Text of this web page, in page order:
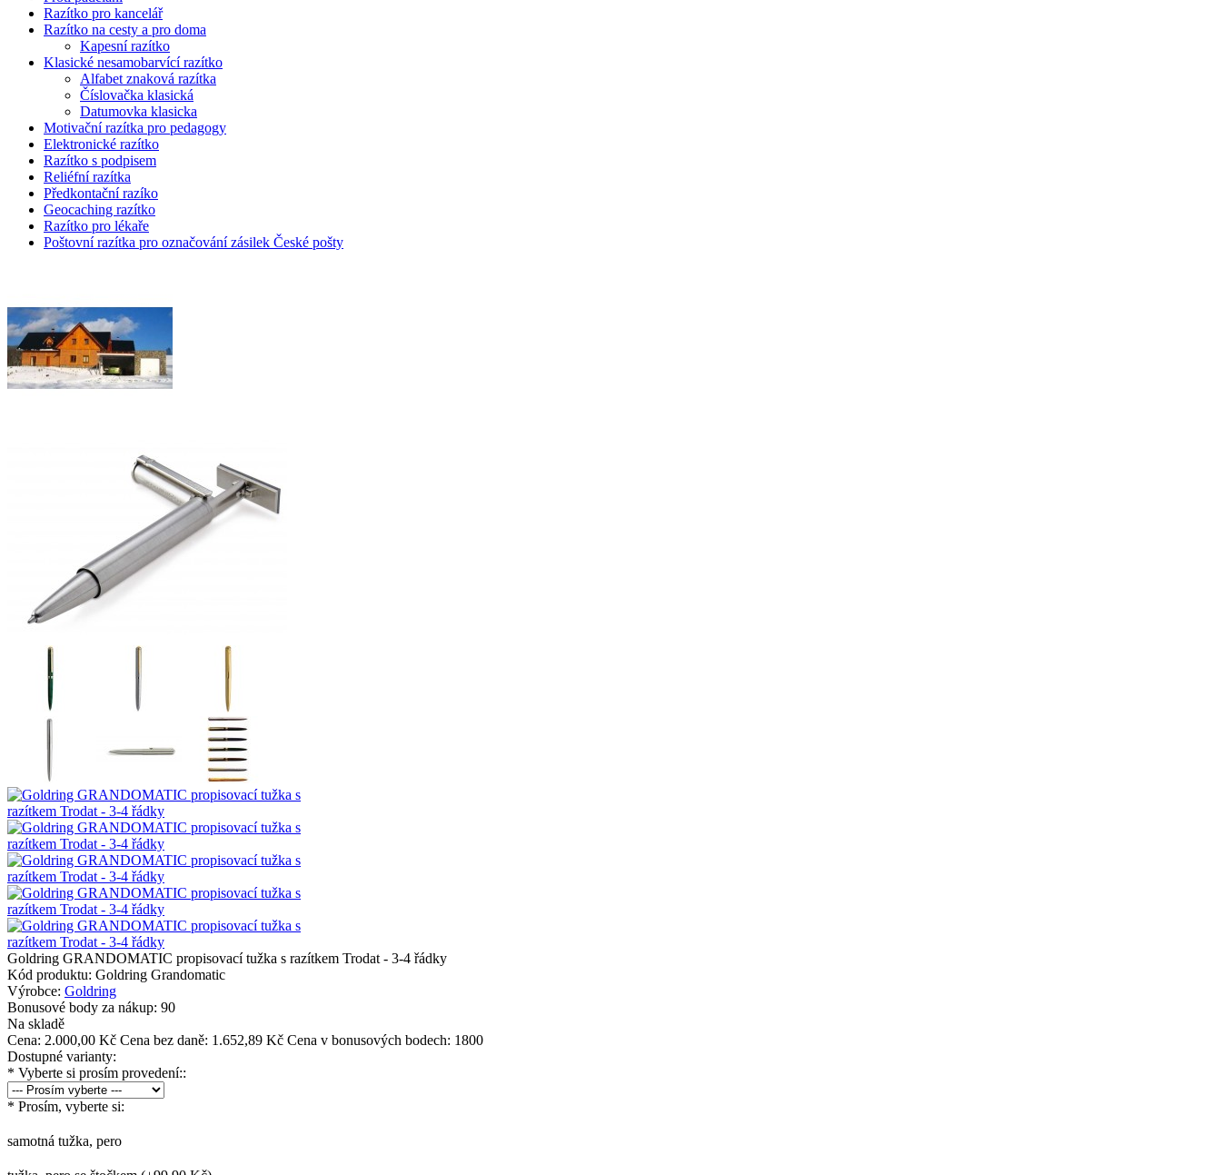
Razítko pro kancelář
Razítko na cesty a pro doma
Kapesní razítko
Klasické nesamobarvící razítko
Alfabet znaková razítka
Číslovačka klasická
Datumovka klasicka
Motivační razítka pro pedagogy
Elektronické razítko
Razítko s podpisem
Reliéfní razítka
Předkontační razíko
Geocaching razítko
Razítko pro lékaře
Poštovní razítka pro označování zásilek České pošty
Goldring GRANDOMATIC propisovací tužka s razítkem Trodat - 3-4 řádky
Kód produktu: Goldring Grandomatic
Výrobce: Goldring
Bonusové body za nákup: 90
Na skladě
Cena: 2.000,00 Kč Cena bez daně: 1.652,89 Kč Cena v bonusových bodech: 1800
Dostupné varianty:
* Vyberte si prosím provedení::
* Prosím, vyberte si:
samotná tužka, pero